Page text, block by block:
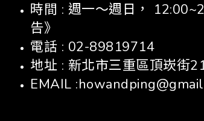
時間 : 週一～週日，
告》
電話 : 02-89819714
地址 : 新北市三重區頂崁街
EMAIL